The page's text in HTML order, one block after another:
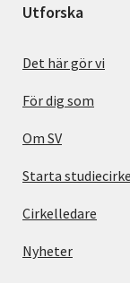
Utforska
Det här gör vi
För dig som
Om SV
Starta
Cirkelledare
Nyheter